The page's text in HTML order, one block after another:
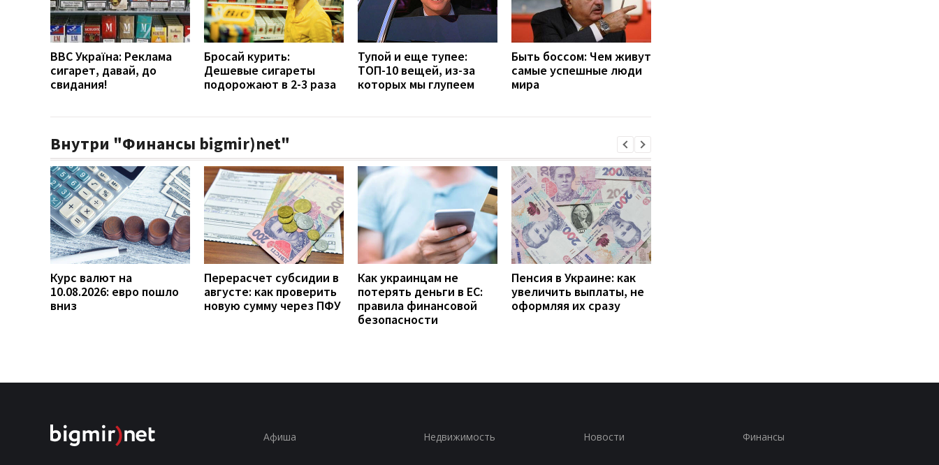
ВВС Україна: Реклама
сигарет, давай, до
свидания!
Бросай курить:
Дешевые сигареты
подорожают в 2-3 раза
Тупой и еще тупее:
ТОП-10 вещей, из-за
которых мы глупеем
Быть боссом: Чем живут
самые успешные люди
мира
Внутри "Финансы bigmir)net"
Курс валют на
10.08.2026: евро пошло
вниз
Перерасчет субсидии в
августе: как проверить
новую сумму через ПФУ
Как украинцам не
потерять деньги в ЕС:
правила финансовой
безопасности
Пенсия в Украине: как
увеличить выплаты, не
оформляя их сразу
Афиша Недвижимость Новости Финансы